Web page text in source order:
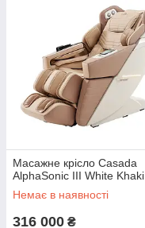
Масажне крісло Casada
AlphaSonic III White Khaki
Немає в наявності
316 000 ₴